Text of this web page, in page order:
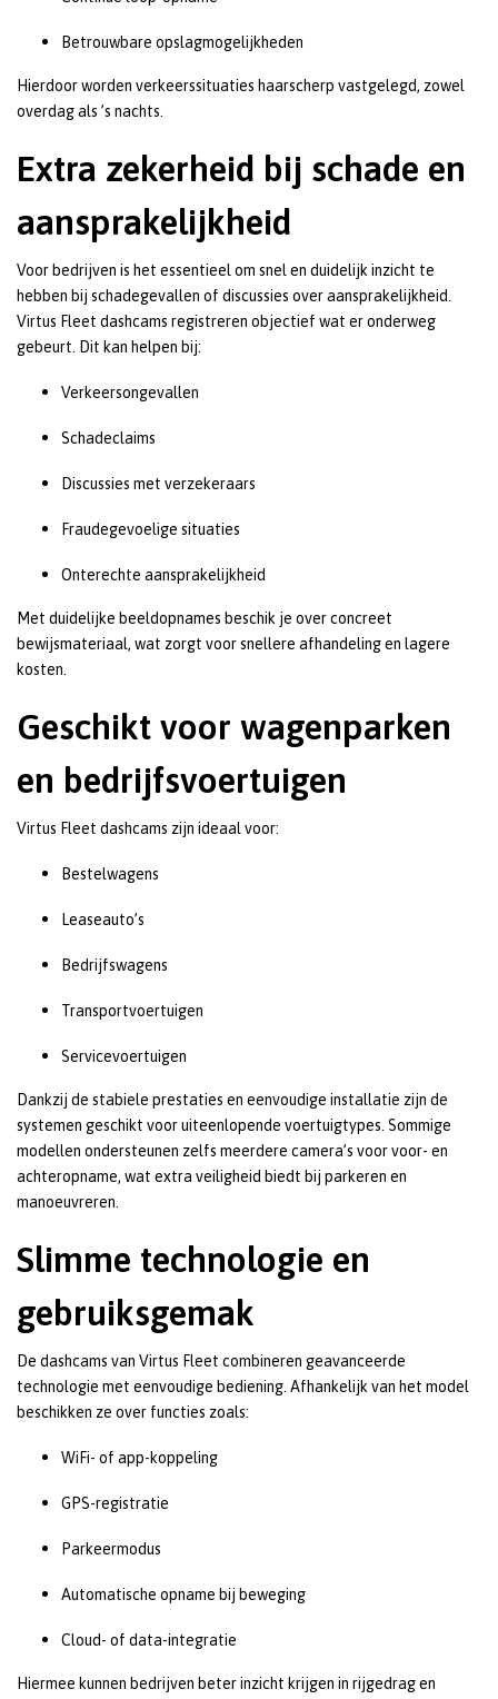
Betrouwbare opslagmogelijkheden
Hierdoor worden verkeerssituaties haarscherp vastgelegd, zowel
overdag als ’s nachts.
Extra zekerheid bij schade en
aansprakelijkheid
Voor bedrijven is het essentieel om snel en duidelijk inzicht te
hebben bij schadegevallen of discussies over aansprakelijkheid.
Virtus Fleet dashcams registreren objectief wat er onderweg
gebeurt. Dit kan helpen bij:
Verkeersongevallen
Schadeclaims
Discussies met verzekeraars
Fraudegevoelige situaties
Onterechte aansprakelijkheid
Met duidelijke beeldopnames beschik je over concreet
bewijsmateriaal, wat zorgt voor snellere afhandeling en lagere
kosten.
Geschikt voor wagenparken
en bedrijfsvoertuigen
Virtus Fleet dashcams zijn ideaal voor:
Bestelwagens
Leaseauto’s
Bedrijfswagens
Transportvoertuigen
Servicevoertuigen
Dankzij de stabiele prestaties en eenvoudige installatie zijn de
systemen geschikt voor uiteenlopende voertuigtypes. Sommige
modellen ondersteunen zelfs meerdere camera’s voor voor- en
achteropname, wat extra veiligheid biedt bij parkeren en
manoeuvreren.
Slimme technologie en
gebruiksgemak
De dashcams van Virtus Fleet combineren geavanceerde
technologie met eenvoudige bediening. Afhankelijk van het model
beschikken ze over functies zoals:
WiFi- of app-koppeling
GPS-registratie
Parkeermodus
Automatische opname bij beweging
Cloud- of data-integratie
Hiermee kunnen bedrijven beter inzicht krijgen in rijgedrag en